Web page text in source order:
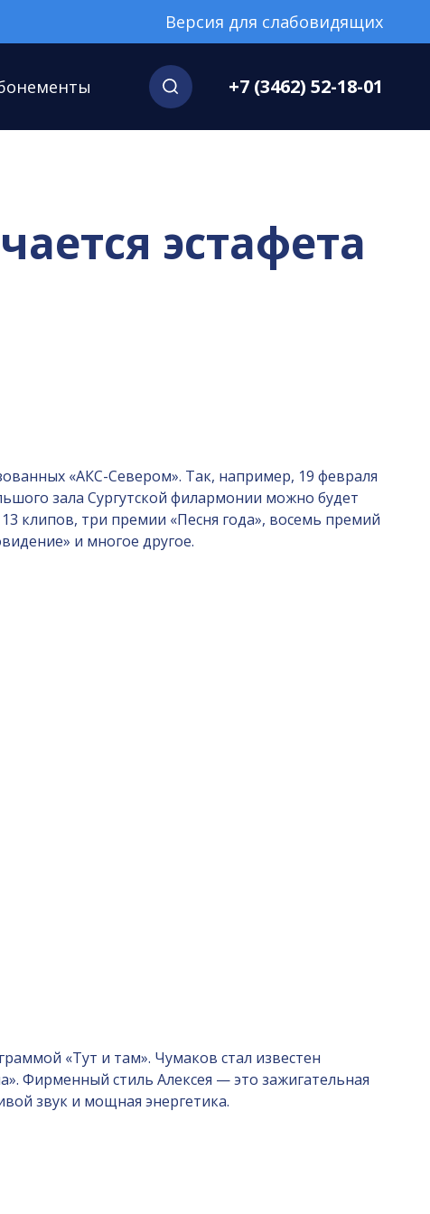
Версия для слабовидящих
+7 (3462) 52-18-01
эстафета
«АКС-Севером». Так, например, 19 февраля
зала Сургутской филармонии можно будет
клипов, три премии «Песня года», восемь премий
и многое другое.
«Тут и там». Чумаков стал известен
Фирменный стиль Алексея — это зажигательная
звук и мощная энергетика.